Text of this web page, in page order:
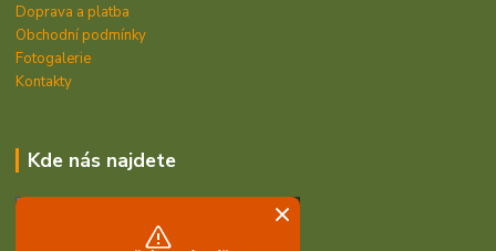
Doprava a platba
Obchodní podmínky
Fotogalerie
Kontakty
Kde nás najdete